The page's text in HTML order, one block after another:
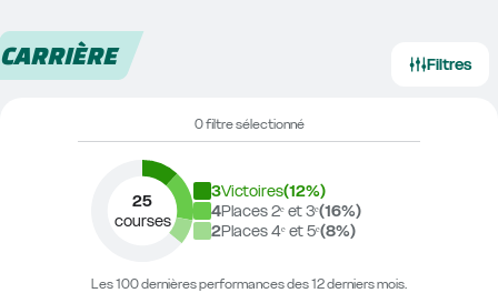
CARRIÈRE Filtres
0 filtre sélectionné
25
courses
3Victoires(12%)
4Places 2ᵉ et 3ᵉ(16%)
2Places 4ᵉ et 5ᵉ(8%)
Les 100 dernières performances des 12 derniers mois.